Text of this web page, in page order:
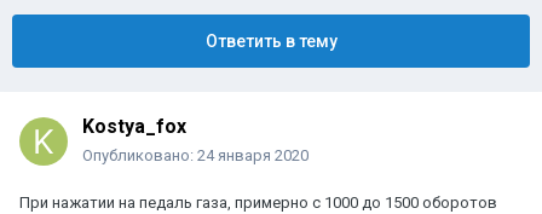
Ответить в тему
Kostya_fox
Опубликовано: 24 января 2020
При нажатии на педаль газа, примерно с 1000 до 1500 оборотов